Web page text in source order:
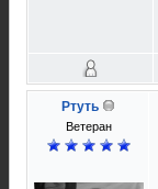
Ртуть
Ветеран